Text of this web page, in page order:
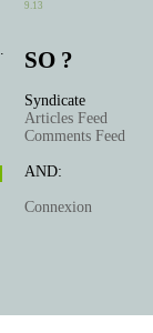
.
9.13
SO ?
Syndicate
Articles Feed
Comments Feed
AND:
Connexion